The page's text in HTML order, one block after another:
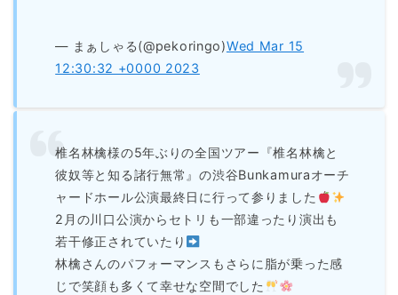
— まぁしゃる(@pekoringo)Wed Mar 15
12:30:32 +0000 2023
椎名林檎様の5年ぶりの全国ツアー『椎名林檎と
彼奴等と知る諸行無常』の渋谷Bunkamuraオーチ
ャードホール公演最終日に行って参りました
2月の川口公演からセトリも一部違ったり演出も
若干修正されていたり
林檎さんのパフォーマンスもさらに脂が乗った感
じで笑顔も多くて幸せな空間でした